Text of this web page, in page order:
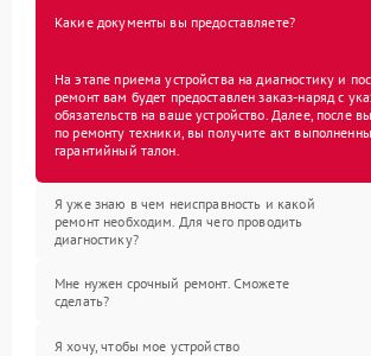
Какие документы вы предоставляете?
На этапе приема устройства на диагностику и
ремонт вам будет предоставлен заказ-наряд с
обязательств на ваше устройство. Далее, после
по ремонту техники, вы получите акт
гарантийный талон.
Я уже знаю в чем неисправность и какой
ремонт необходим. Для чего проводить
диагностику?
Мне нужен срочный ремонт. Сможете
сделать?
Я хочу, чтобы мое устройство